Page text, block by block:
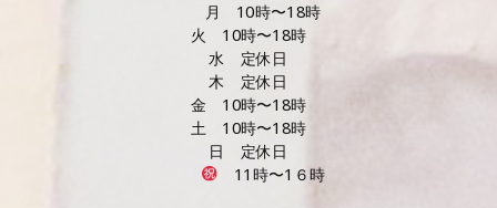
月 10時〜18時
火 10時〜18時
水 定休日
木 定休日
金 10時〜18時
土 10時〜18時
日 定休日
11時〜1６時